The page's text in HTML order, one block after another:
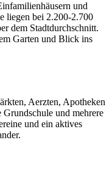
und
liegen bei 2.200-2.700
dem Stadtdurchschnitt.
Garten und Blick ins
Aerzten, Apotheken
und mehrere
und ein aktives